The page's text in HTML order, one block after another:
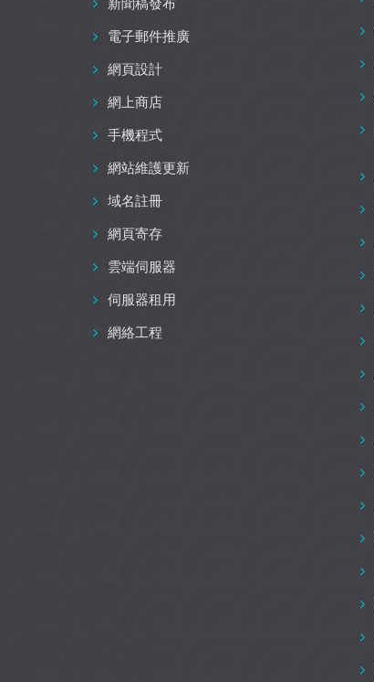
新聞稿發布
電子郵件推廣
網頁設計
網上商店
手機程式
網站維護更新
域名註冊
網頁寄存
雲端伺服器
伺服器租用
網絡工程